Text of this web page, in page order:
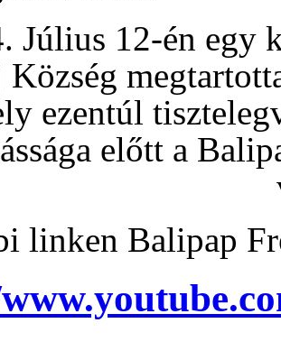
Július 12-én egy
ezentúl
előtt a
linken Balipap